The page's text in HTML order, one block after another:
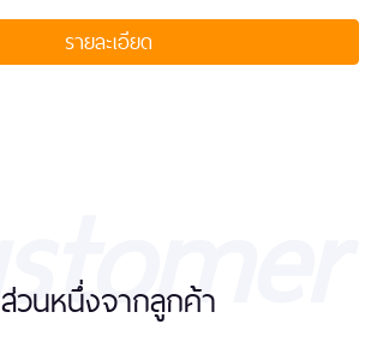
รายละเอียด
ส่วนหนึ่งจากลูกค้า